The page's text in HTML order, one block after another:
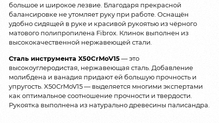
большое и широкое лезвие. Благодаря прекрасной
балансировке не утомляет руку при работе. Оснащён
удобно сидящей в руке и красивой рукоятью из чёрного
матового полипропилена Fibrox. Клинок выполнен из
высококачественной нержавеющей стали.
Сталь инструмента X50CrMoV15— это
высокоуглеродистая, нержавеющая сталь. Добавление
молибдена и ванадия придают ей большую прочность и
упругость. X50CrMoV15 — выделяется многими экспертами
как оптимальное соотношение прочности и твердости.
Рукоятка выполнена из натурально древесины палисандра.